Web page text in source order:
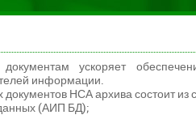
ускоряет
информации.
НСА архива состоит из
(АИП БД);